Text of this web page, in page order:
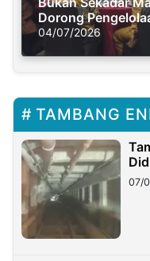
Dorong
Solusi Krisis Iklim
04/07/2026
TAMBANG
07/